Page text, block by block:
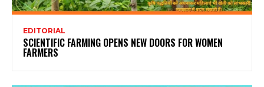
EDITORIAL
SCIENTIFIC FARMING OPENS NEW DOORS FOR WOMEN
FARMERS